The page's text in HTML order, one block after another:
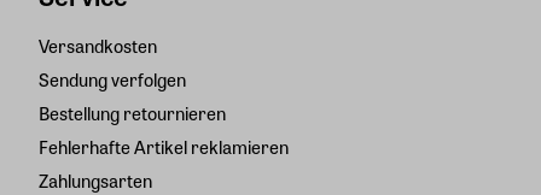
Versandkosten
Sendung verfolgen
Bestellung retournieren
Fehlerhafte Artikel reklamieren
Zahlungsarten